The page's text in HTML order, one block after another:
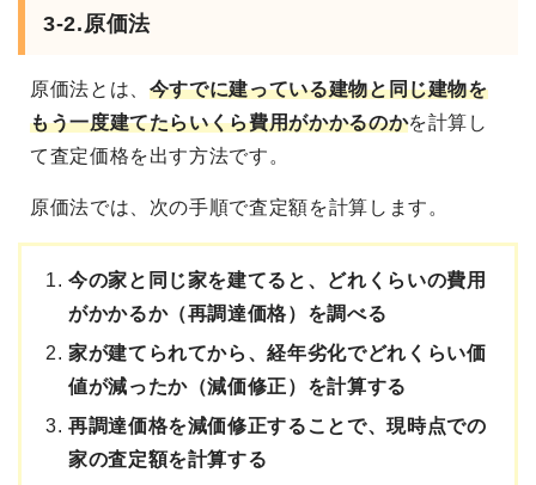
3-2.原価法
原価法とは、 今すでに建っている建物と同じ建物を
もう一度建てたらいくら費用がかかるのかを計算し
て査定価格を出す方法です。
原価法では、次の手順で査定額を計算します。
今の家と同じ家を建てると、どれくらいの費用
がかかるか（再調達価格）を調べる
家が建てられてから、経年劣化でどれくらい価
値が減ったか（減価修正）を計算する
再調達価格を減価修正することで、現時点での
家の査定額を計算する